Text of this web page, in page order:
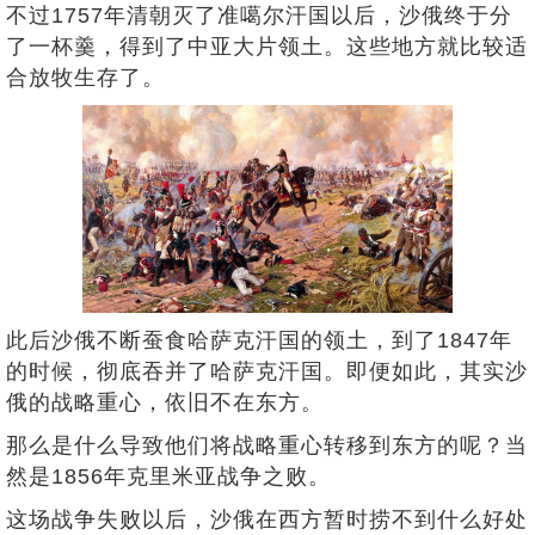
不过1757年清朝灭了准噶尔汗国以后，沙俄终于分
了一杯羹，得到了中亚大片领土。这些地方就比较适
合放牧生存了。
此后沙俄不断蚕食哈萨克汗国的领土，到了1847年
的时候，彻底吞并了哈萨克汗国。即便如此，其实沙
俄的战略重心，依旧不在东方。
那么是什么导致他们将战略重心转移到东方的呢？当
然是1856年克里米亚战争之败。
这场战争失败以后，沙俄在西方暂时捞不到什么好处